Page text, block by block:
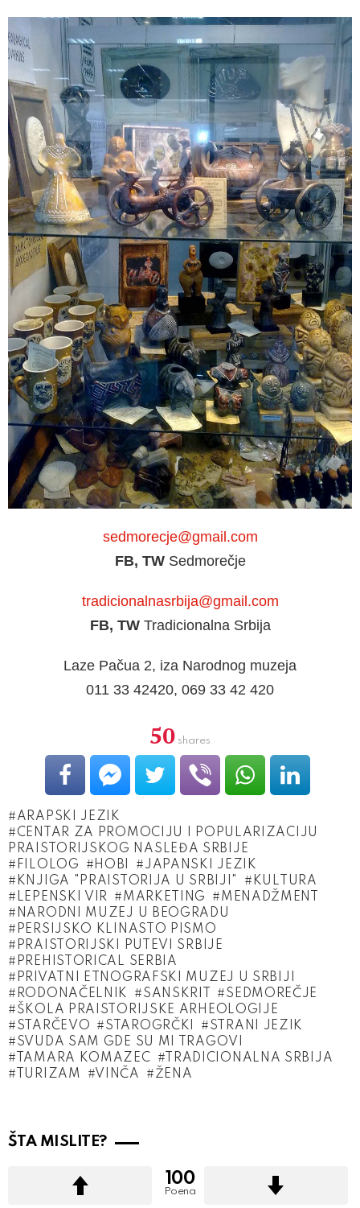
sedmorecje@gmail.com
FB, TW Sedmorečje
tradicionalnasrbija@gmail.com
FB, TW Tradicionalna Srbija
Laze Pačua 2, iza Narodnog muzeja
011 33 42420, 069 33 42 420
50 shares
ARAPSKI JEZIK
CENTAR ZA PROMOCIJU I POPULARIZACIJU
PRAISTORIJSKOG NASLEĐA SRBIJE
FILOLOG
HOBI
JAPANSKI JEZIK
KNJIGA "PRAISTORIJA U SRBIJI"
KULTURA
LEPENSKI VIR
MARKETING
MENADŽMENT
NARODNI MUZEJ U BEOGRADU
PERSIJSKO KLINASTO PISMO
PRAISTORIJSKI PUTEVI SRBIJE
PREHISTORICAL SERBIA
PRIVATNI ETNOGRAFSKI MUZEJ U SRBIJI
RODONAČELNIK
SANSKRIT
SEDMOREČJE
ŠKOLA PRAISTORIJSKE ARHEOLOGIJE
STARČEVO
STAROGRČKI
STRANI JEZIK
SVUDA SAM GDE SU MI TRAGOVI
TAMARA KOMAZEC
TRADICIONALNA SRBIJA
TURIZAM
VINČA ŽENA
ŠTA MISLITE?
100
Poena